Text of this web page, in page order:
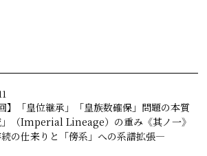
】「皇位継承」「皇族数確保」問題の本質
」（Imperial Lineage）の重み《其ノ一》
の仕来りと「傍系」への系譜拡張―